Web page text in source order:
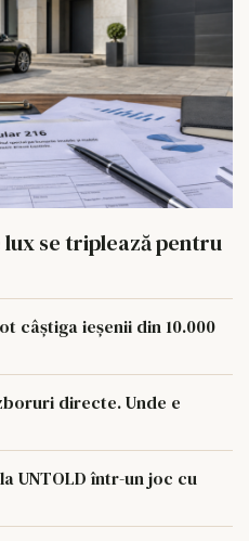
se triplează pentru
câștiga ieșenii din 10.000
directe. Unde e
UNTOLD într-un joc cu